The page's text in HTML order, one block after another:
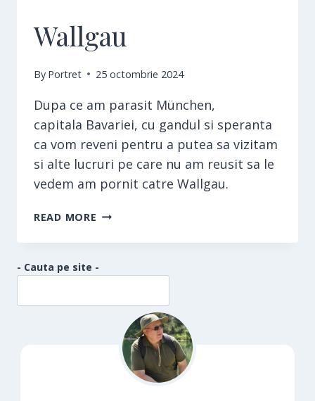
Wallgau
By Portret 25 octombrie 2024
Dupa ce am parasit München,
capitala Bavariei, cu gandul si speranta
ca vom reveni pentru a putea sa vizitam
si alte lucruri pe care nu am reusit sa le
vedem am pornit catre Wallgau.
READ MORE WALLGAU
- Cauta pe site -